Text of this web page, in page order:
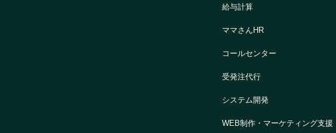
給与計算
ママさんHR
コールセンター
受発注代行
システム開発
WEB制作・マーケティング支援